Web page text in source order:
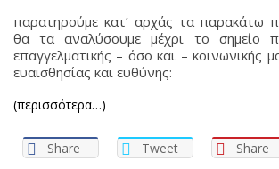
παρατηρούμε κατ’ αρχάς τα παρακάτω
θα τα αναλύσουμε μέχρι το σημείο
επαγγελματικής – όσο και – κοινωνικής
ευαισθησίας και ευθύνης:
(περισσότερα…)
Share Tweet Share